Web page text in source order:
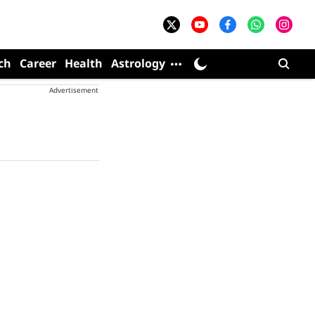
Career Health Astrology
Advertisement